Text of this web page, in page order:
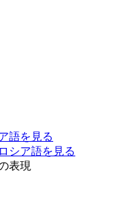
語を見る
シア語を見る
表現